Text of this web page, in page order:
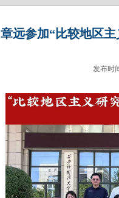
章远参加“比较地区
发布时